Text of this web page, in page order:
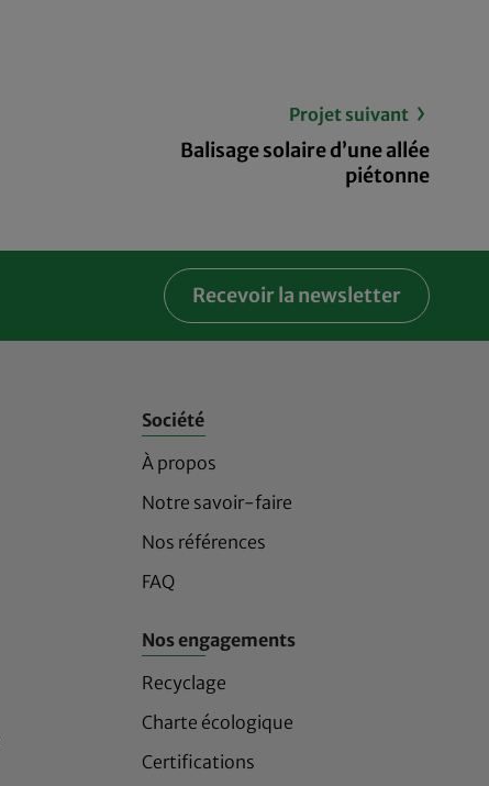
Projet suivant
Balisage solaire d’une allée
piétonne
Recevoir la newsletter
Société
À propos
Notre savoir-faire
Nos références
FAQ
Nos engagements
Recyclage
Charte écologique
Certifications